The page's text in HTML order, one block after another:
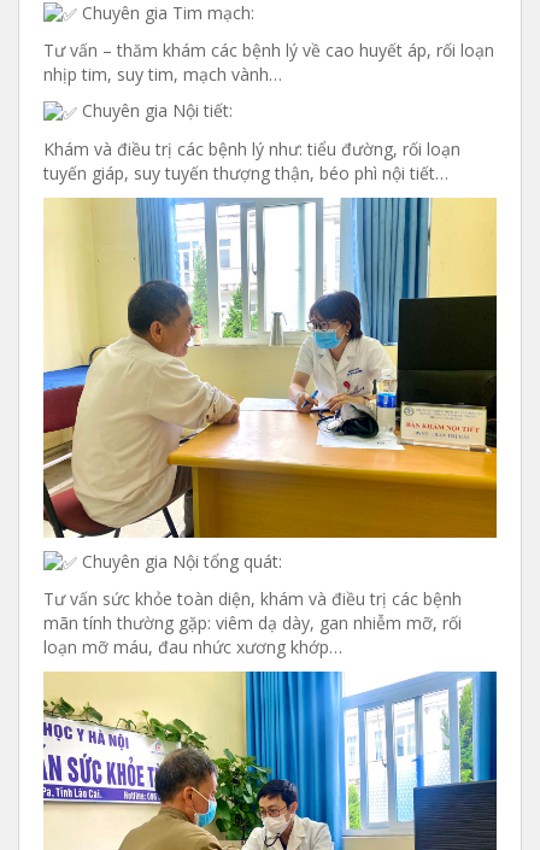
Chuyên gia Tim mạch:
Tư vấn – thăm khám các bệnh lý về cao huyết áp, rối loạn
nhịp tim, suy tim, mạch vành…
Chuyên gia Nội tiết:
Khám và điều trị các bệnh lý như: tiểu đường, rối loạn
tuyến giáp, suy tuyến thượng thận, béo phì nội tiết…
Chuyên gia Nội tổng quát:
Tư vấn sức khỏe toàn diện, khám và điều trị các bệnh
mãn tính thường gặp: viêm dạ dày, gan nhiễm mỡ, rối
loạn mỡ máu, đau nhức xương khớp…